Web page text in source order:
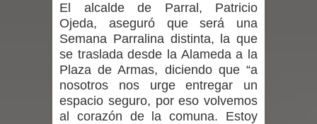
incentivos a usuarios de PRODESAL
de la provincia de Linares
Municipalidad de Curicó apuesta a la
innovación en tecnología educativa
El alcalde de Parral, Patricio
Ojeda, aseguró que será una
Semana Parralina distinta, la que
se traslada desde la Alameda a la
Plaza de Armas, diciendo que “a
nosotros nos urge entregar un
espacio seguro, por eso volvemos
al corazón de la comuna. Estoy